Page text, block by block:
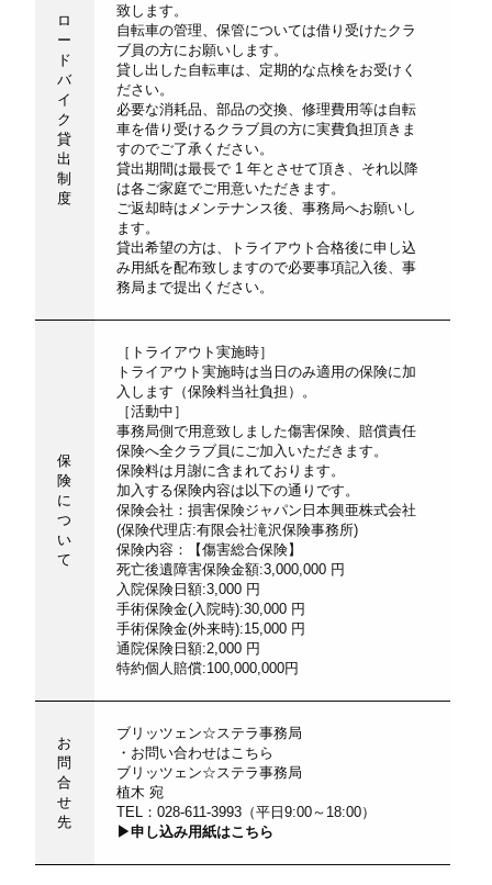
ロ
ー
ド
バ
イ
ク
貸
出
制
度
致します。
自転車の管理、保管については借り受けたクラ
ブ員の方にお願いします。
貸し出した自転車は、定期的な点検をお受けく
ださい。
必要な消耗品、部品の交換、修理費用等は自転
車を借り受けるクラブ員の方に実費負担頂きま
すのでご了承ください。
貸出期間は最長で 1 年とさせて頂き、それ以降
は各ご家庭でご用意いただきます。
ご返却時はメンテナンス後、事務局へお願いし
ます。
貸出希望の方は、トライアウト合格後に申し込
み用紙を配布致しますので必要事項記入後、事
務局まで提出ください。
保
険
に
つ
い
て
［トライアウト実施時］
トライアウト実施時は当日のみ適用の保険に加
入します（保険料当社負担）。
［活動中］
事務局側で用意致しました傷害保険、賠償責任
保険へ全クラブ員にご加入いただきます。
保険料は月謝に含まれております。
加入する保険内容は以下の通りです。
保険会社：損害保険ジャパン日本興亜株式会社
(保険代理店:有限会社滝沢保険事務所)
保険内容：【傷害総合保険】
死亡後遺障害保険金額:3,000,000 円
入院保険日額:3,000 円
手術保険金(入院時):30,000 円
手術保険金(外来時):15,000 円
通院保険日額:2,000 円
特約個人賠償:100,000,000円
お
問
合
せ
先
ブリッツェン☆ステラ事務局
・お問い合わせはこちら
ブリッツェン☆ステラ事務局
植木 宛
TEL：028-611-3993（平日9:00～18:00）
▶申し込み用紙はこちら